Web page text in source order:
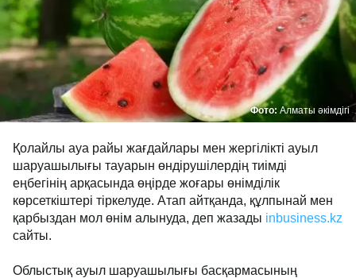
Фото: Алматы әкімдігі
Қолайлы ауа райы жағдайлары мен жергілікті ауыл
шаруашылығы тауарын өндірушілердің тиімді
еңбегінің арқасында өңірде жоғары өнімділік
көрсеткіштері тіркелуде. Атап айтқанда, құлпынай мен
қарбыздан мол өнім алынуда, деп жазады inbusiness.kz
сайты.
Облыстық ауыл шаруашылығы басқармасының